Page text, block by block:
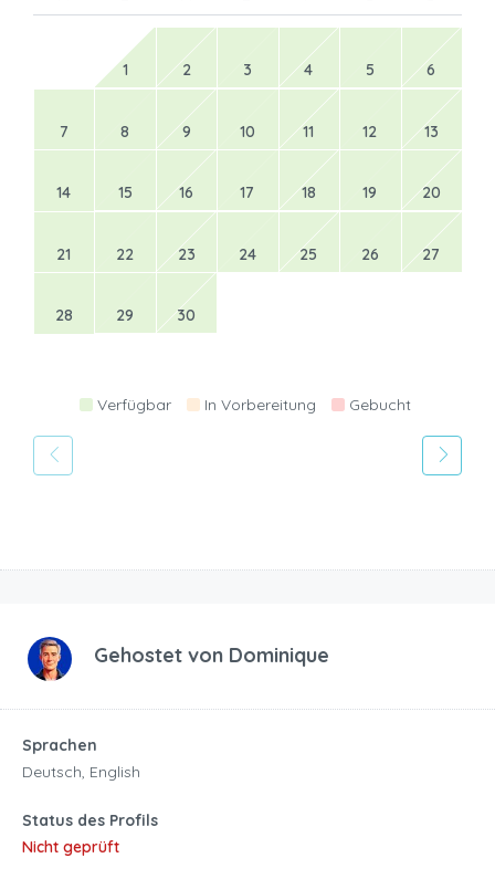
1 2 3 4 5 6
7 8 9 10 11 12 13
14 15 16 17 18 19 20
21 22 23 24 25 26 27
28 29 30
Verfügbar In Vorbereitung Gebucht
Gehostet von Dominique
Sprachen
Deutsch, English
Status des Profils
Nicht geprüft